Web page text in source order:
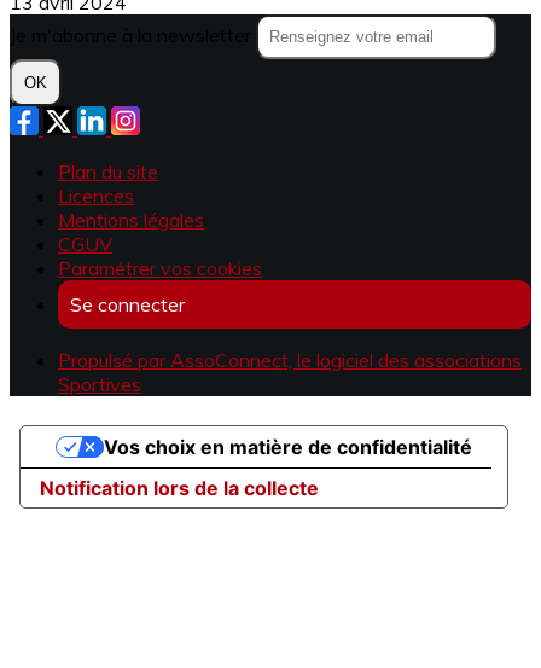
OK
Plan du site
Licences
Mentions légales
CGUV
Paramétrer vos cookies
Se connecter
Propulsé par AssoConnect, le logiciel des associations
Sportives
Notification lors de la collecte
Vos choix en matière de confidentialité